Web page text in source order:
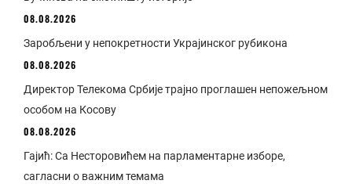
08.08.2026
Заробљени у непокретности Украјинског рубикона
08.08.2026
Директор Телекома Србије трајно проглашен непожељном
особом на Косову
08.08.2026
Гајић: Са Несторовићем на парламентарне изборе,
сагласни о важним темама